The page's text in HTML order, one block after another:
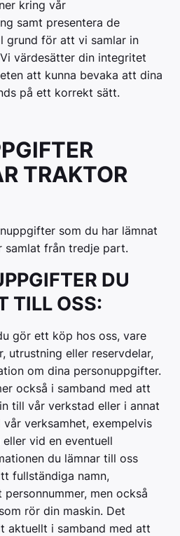
kring vår
samt presentera de
grund för att vi samlar in
värdesätter din integritet
att kunna bevaka att dina
på ett korrekt sätt.
TRAKTOR
som du har lämnat
samlat från tredje part.
DU
TILL OSS:
gör ett köp hos oss, vare
utrustning eller reservdelar,
om dina personuppgifter.
också i samband med att
till vår verkstad eller i annat
verksamhet, exempelvis
vid en eventuell
du lämnar till oss
fullständiga namn,
men också
rör din maskin. Det
aktuellt i samband med att